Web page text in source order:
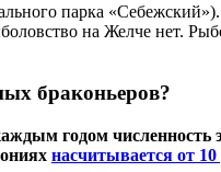
парка
на Желче нет.
браконьеров?
годом численность
насчитывается от